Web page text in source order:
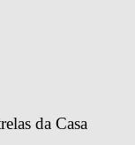
da Casa